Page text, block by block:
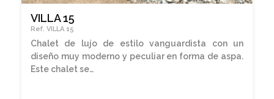
VILLA 15
Ref. VILLA 15
Chalet de lujo de estilo vanguardista con un
diseño muy moderno y peculiar en forma de aspa.
Este chalet se…